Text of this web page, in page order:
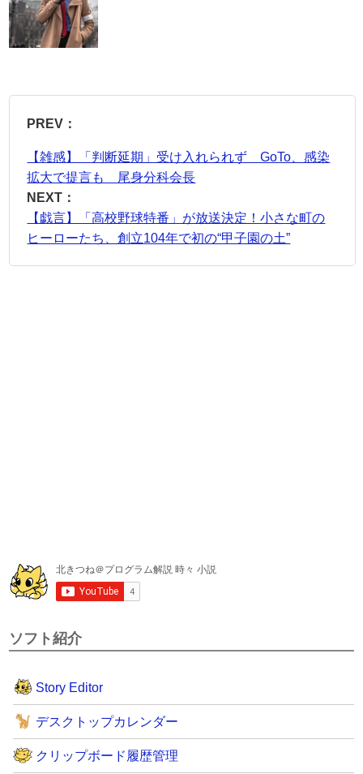
PREV：
【雑感】「判断延期」受け入れられず GoTo、感染
拡大で提言も 尾身分科会長
NEXT：
【戯言】「高校野球特番」が放送決定！小さな町の
ヒーローたち、創立104年で初の“甲子園の土”
ソフト紹介
Story Editor
デスクトップカレンダー
クリップボード履歴管理